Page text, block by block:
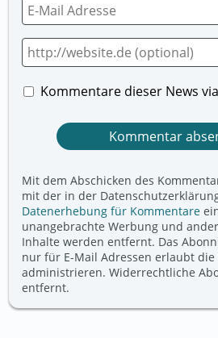
Kommentare dieser News
Mit dem Abschicken des
mit der in der
Datenerhebung für Kommentare
unangebrachte Werbung und
Inhalte werden entfernt. Das
nur für E-Mail Adressen erlaubt
administrieren. Widerrechtliche
entfernt.